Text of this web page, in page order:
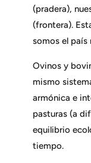
(pradera),
(frontera).
somos el país
Ovinos y
mismo
armónica e
pasturas (a
equilibrio
tiempo.